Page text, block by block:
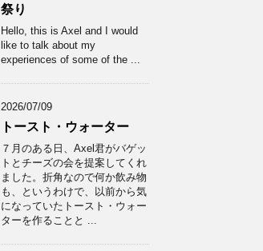
祭り
Hello, this is Axel and I would
like to talk about my
experiences of some of the ...
2026/07/09
トースト・ウォーター
７月のある日、Axel君がバゲッ
トとチーズの会を提案してくれ
ました。折角なので何か飲み物
も、というわけで、以前から気
になっていたトースト・ウォー
ターを作ることと ...